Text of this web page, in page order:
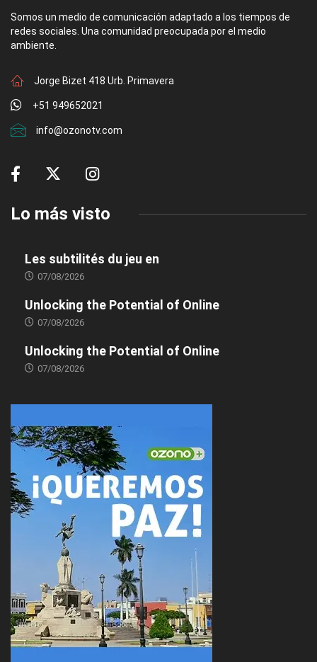
Somos un medio de comunicación adaptado a los tiempos de
redes sociales. Una comunidad preocupada por el medio
ambiente.
Jorge Bizet 418 Urb. Primavera
+51 949652021
info@ozonotv.com
Lo más visto
Les subtilités du jeu en
07/08/2026
Unlocking the Potential of Online
07/08/2026
Unlocking the Potential of Online
07/08/2026